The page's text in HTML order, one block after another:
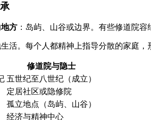
地方 ：岛屿、山谷或边界。有些修道院
活。每个人都精神上指导分散的家庭，
修道院与隐士
五世纪至八世纪（成立）
定居社区或隐修院
孤立地点（岛屿、山谷）
经济与精神中心